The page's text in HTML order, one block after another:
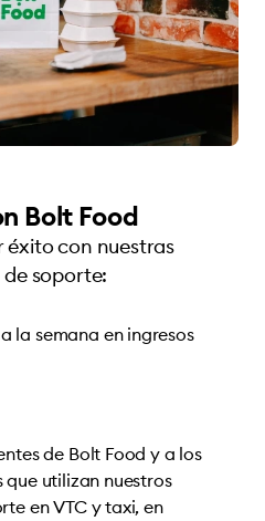
Bolt Food
éxito con nuestras
soporte:
la semana en ingresos
de Bolt Food y a los
que utilizan nuestros
en VTC y taxi, en